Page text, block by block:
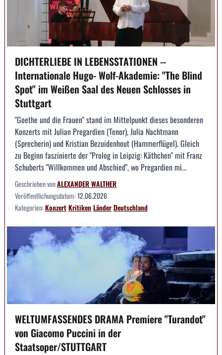
DICHTERLIEBE IN LEBENSSTATIONEN --
Internationale Hugo- Wolf-Akademie: "The Blind
Spot" im Weißen Saal des Neuen Schlosses in
Stuttgart
"Goethe und die Frauen" stand im Mittelpunkt dieses besonderen
Konzerts mit Julian Pregardien (Tenor), Julia Nachtmann
(Sprecherin) und Kristian Bezuidenhout (Hammerflügel). Gleich
zu Beginn faszinierte der "Prolog in Leipzig: Käthchen" mit Franz
Schuberts "Willkommen und Abschied", wo Pregardien mi...
Geschrieben vonALEXANDER WALTHER
Veröffentlichungsdatum:12.06.2026
Kategorien:KonzertKritikenLänderDeutschland
WELTUMFASSENDES DRAMA Premiere "Turandot"
von Giacomo Puccini in der
Staatsoper/STUTTGART